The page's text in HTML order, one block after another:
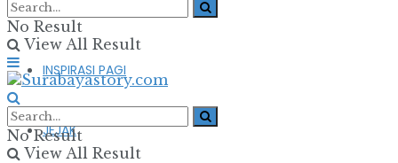
FIKSI & PUISI
INSPIRASI PAGI
JEJAK
No Result
View All Result
No Result
View All Result